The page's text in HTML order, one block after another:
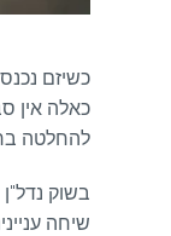
כשיזם
כאלה אין
להחלטה
בשוק
שיחה